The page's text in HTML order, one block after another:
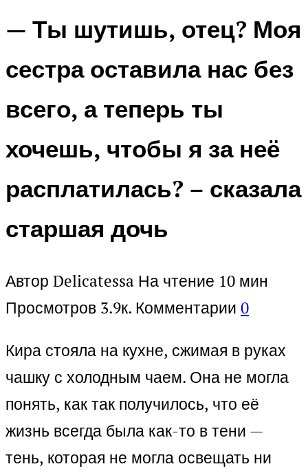
— Ты шутишь, отец? Моя
сестра оставила нас без
всего, а теперь ты
хочешь, чтобы я за неё
расплатилась? – сказала
старшая дочь
Автор Delicatessa На чтение 10 мин
Просмотров 3.9к. Комментарии 0
Кира стояла на кухне, сжимая в руках
чашку с холодным чаем. Она не могла
понять, как так получилось, что её
жизнь всегда была как-то в тени —
тень, которая не могла освещать ни